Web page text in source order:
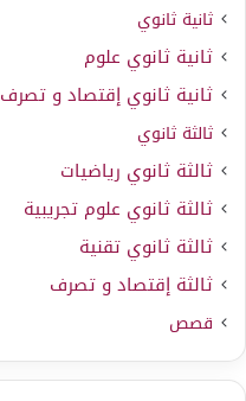
ثانية ثانوي
ثانية ثانوي علوم
ثانية ثانوي إقتصاد و تصرف
ثالثة ثانوي
ثالثة ثانوي رياضيات
ثالثة ثانوي علوم تجريبية
ثالثة ثانوي تقنية
ثالثة إقتصاد و تصرف
قصص